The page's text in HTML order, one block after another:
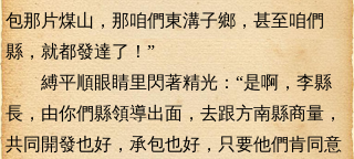
包那片煤山，那咱們東溝子鄉，甚至咱們
縣，就都發達了！”
縛平順眼睛里閃著精光：“是啊，李縣
長，由你們縣領導出面，去跟方南縣商量，
共同開發也好，承包也好，只要他們肯同意